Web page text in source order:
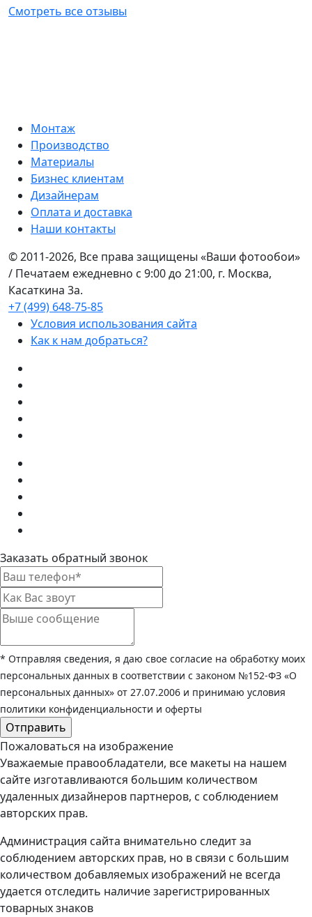
Смотреть все отзывы
Монтаж
Производство
Материалы
Бизнес клиентам
Дизайнерам
Оплата и доставка
Наши контакты
© 2011-2026, Все права защищены «Ваши фотообои»
/ Печатаем ежедневно с 9:00 до 21:00, г. Москва,
Касаткина 3а.
+7 (499) 648-75-85
Условия использования сайта
Как к нам добраться?
Заказать обратный звонок
* Отправляя сведения, я даю свое согласие на обработку моих
персональных данных в соответствии с законом №152-ФЗ «О
персональных данных» от 27.07.2006 и принимаю условия
политики конфиденциальности и оферты
Пожаловаться на изображение
Уважаемые правообладатели, все макеты на нашем
сайте изготавливаются большим количеством
удаленных дизайнеров партнеров, с соблюдением
авторских прав.
Администрация сайта внимательно следит за
соблюдением авторских прав, но в связи с большим
количеством добавляемых изображений не всегда
удается отследить наличие зарегистрированных
товарных знаков